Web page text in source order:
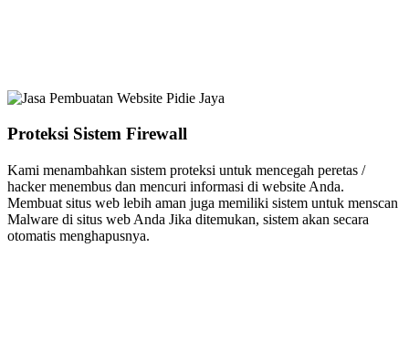
Proteksi Sistem Firewall
Kami menambahkan sistem proteksi untuk mencegah peretas /
hacker menembus dan mencuri informasi di website Anda.
Membuat situs web lebih aman juga memiliki sistem untuk menscan
Malware di situs web Anda Jika ditemukan, sistem akan secara
otomatis menghapusnya.